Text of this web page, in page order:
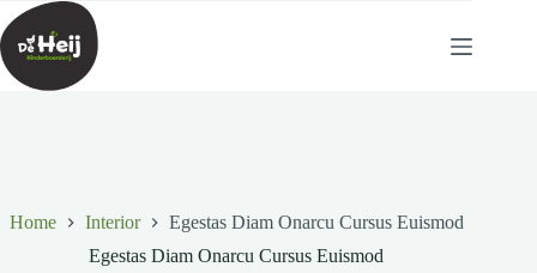
naar
de
inhoud
Home Interior
Egestas Diam Onarcu Cursus Euismod
Egestas Diam Onarcu Cursus Euismod